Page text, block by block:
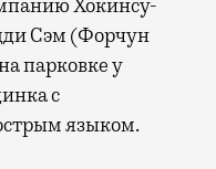
Хокинсу-
Сэм (Форчун
парковке у
с
языком.